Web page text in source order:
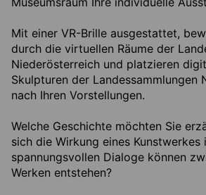
Mit einer VR-Brille ausgestattet,
durch die virtuellen Räume der
Niederösterreich und platzieren
Skulpturen der Landessammlungen
nach Ihren Vorstellungen.
Welche Geschichte möchten Sie
sich die Wirkung eines Kunstwerkes
spannungsvollen Dialoge können
Werken entstehen?